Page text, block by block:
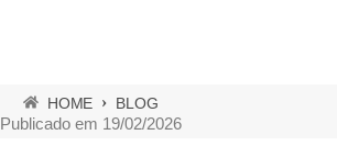
HOME BLOG
Publicado em 19/02/2026